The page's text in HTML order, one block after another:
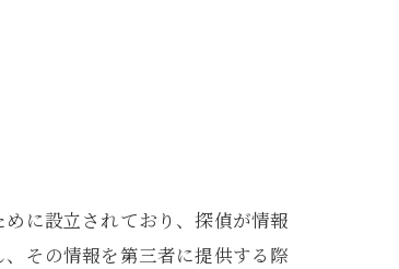
に設立されており、探偵が情報
その情報を第三者に提供する際